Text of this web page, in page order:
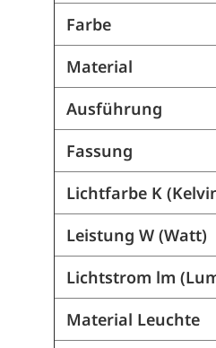
Farbe
Material
Ausführung
Fassung
Lichtfarbe K
Leistung W (Watt)
Lichtstrom lm
Material Leuchte